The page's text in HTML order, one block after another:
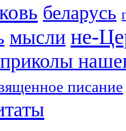
беларусь
мысли не-
приколы
писание